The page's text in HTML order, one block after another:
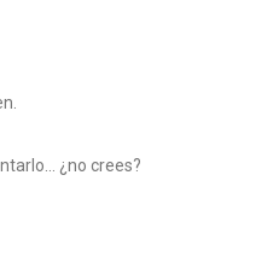
¿no crees?